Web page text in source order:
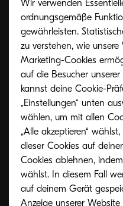
Toner
Unseren Kunden
Rücknahmesystem
Resttonerbehälter an.
Details
Wir verwenden
ordnungsgemäße
gewährleisten.
zu verstehen, wie
Marketing-Cookies
auf die Besucher
kannst deine Cookie-
„Einstellungen“ unten
wählen, um mit allen
„Alle akzeptieren“
dieser Cookies auf
Cookies ablehnen,
wählst. In diesem Fall
auf deinem Gerät